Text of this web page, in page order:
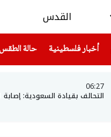
أخبار فلسطينية(current) حالة الطقس
06:27
التحالف بقيادة السعودية: إصابة 11 مدنيا في نجران جراء هجمات للحوثيين